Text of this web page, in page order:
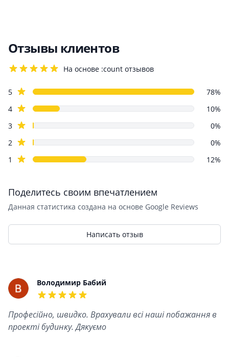
Отзывы клиентов
На основе :count отзывов
Review data
5star reviews
78%
4star reviews
10%
3star reviews
0%
2 star reviews
0%
1
star reviews 12%
Поделитесь своим впечатлением
Данная статистика создана на основе Google Reviews
Написать отзыв
Recent reviewsВолодимир Бабий
Професійно, швидко. Врахували всі наші побажання в
проекті будинку. Дякуємо